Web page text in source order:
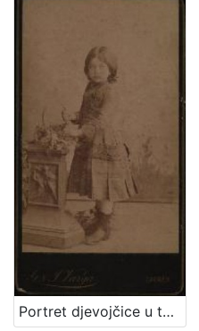
Portret djevojčice u tamnoj haljinici / [Gjuro Varga] / [izradio fotografski atelier] G. & I. Varga